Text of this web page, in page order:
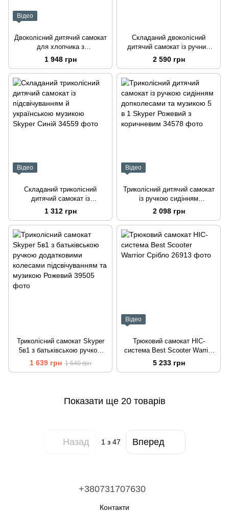
Відео
Двоколісний дитячий самокат
для хлопчика з
амортизатором і гальмом Best
Scooter Чорний із синім
1 948 грн
Складаний двоколісний
дитячий самокат із ручним
гальмом Skyper Turbo Злений
2 590 грн
Відео
Складаний триколісний
дитячий самокат із
підсвічуванням й українською
музикою Skyper Синій
1 312 грн
Відео
Триколісний дитячий самокат
із ручкою сидінням
допколесами та музикою 5 в 1
Skyper Рожевий з коричневим
2 098 грн
Триколісний самокат Skyper
5в1 з батьківською ручкою
додатковими колесами
підсвічуванням та музикою
1 639 грн 1 640 грн
Відео
Трюковий самокат HIC-
система Best Scooter Warrior
Срібло
5 233 грн
Показати ще 20 товарів
Назад 1з 47 Вперед
+380731707630
Контакти